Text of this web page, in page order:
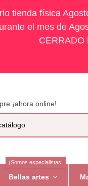
tienda física
el mes de
CERRADO
¡ahora online!
Bellas artes
¡Somos especialistas!